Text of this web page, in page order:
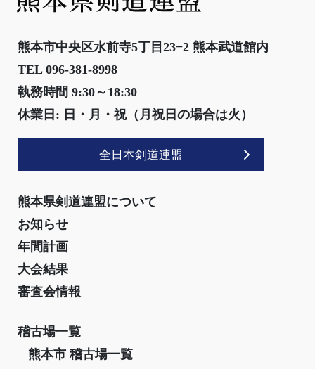
熊本市中央区水前寺5丁目23−2 熊本武道館内
TEL 096-381-8998
執務時間 9:30～18:30
休業日: 日・月・祝（月祝日の場合は火）
全日本剣道連盟
熊本県剣道連盟について
お知らせ
年間計画
大会結果
審査会情報
稽古場一覧
熊本市 稽古場一覧